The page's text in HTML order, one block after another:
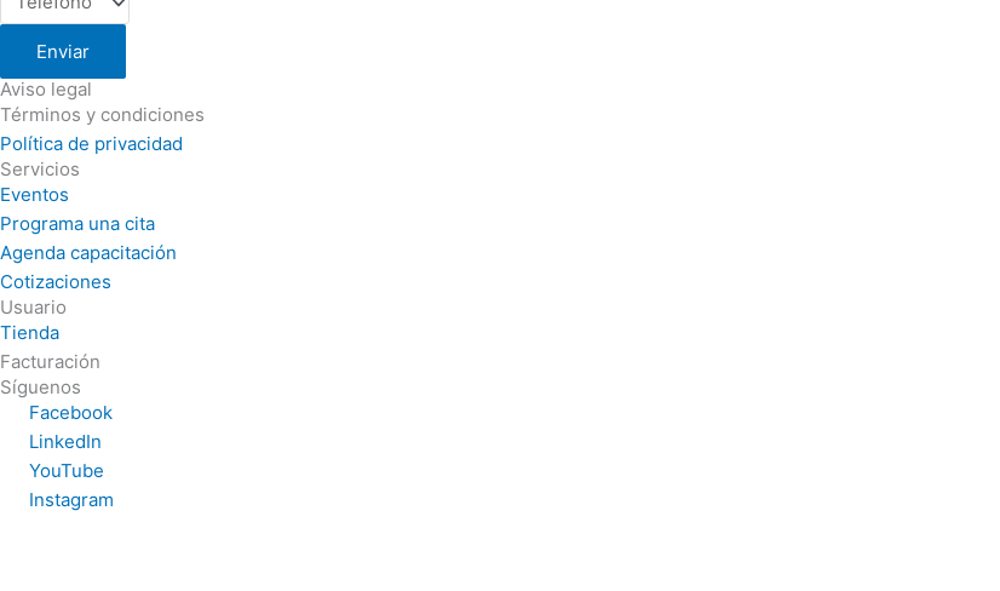
Enviar
Aviso legal
Términos y condiciones
Política de privacidad
Servicios
Eventos
Programa una cita
Agenda capacitación
Cotizaciones
Usuario
Tienda
Facturación
Síguenos
Facebook
LinkedIn
YouTube
Instagram